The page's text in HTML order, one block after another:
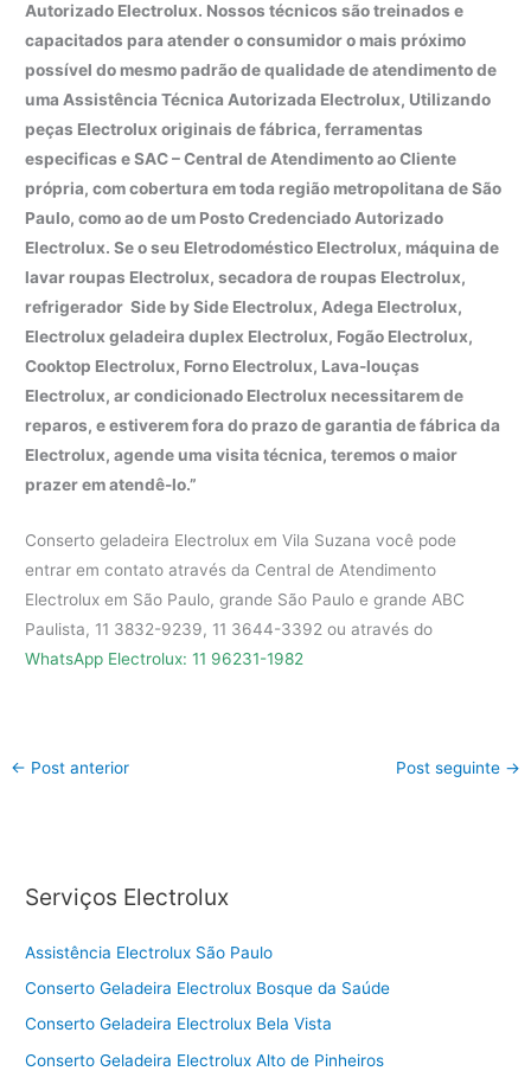
Autorizado Electrolux. Nossos técnicos são treinados e
capacitados para atender o consumidor o mais próximo
possível do mesmo padrão de qualidade de atendimento de
uma Assistência Técnica Autorizada Electrolux, Utilizando
peças Electrolux originais de fábrica, ferramentas
especificas e SAC – Central de Atendimento ao Cliente
própria, com cobertura em toda região metropolitana de São
Paulo, como ao de um Posto Credenciado Autorizado
Electrolux. Se o seu Eletrodoméstico Electrolux, máquina de
lavar roupas Electrolux, secadora de roupas Electrolux,
refrigerador Side by Side Electrolux, Adega Electrolux,
Electrolux geladeira duplex Electrolux, Fogão Electrolux,
Cooktop Electrolux, Forno Electrolux, Lava-louças
Electrolux, ar condicionado Electrolux necessitarem de
reparos, e estiverem fora do prazo de garantia de fábrica da
Electrolux, agende uma visita técnica, teremos o maior
prazer em atendê-lo.”
Conserto geladeira Electrolux em Vila Suzana você pode
entrar em contato através da Central de Atendimento
Electrolux em São Paulo, grande São Paulo e grande ABC
Paulista, 11 3832-9239, 11 3644-3392 ou através do
WhatsApp Electrolux: 11 96231-1982
← Post anterior Post seguinte →
Serviços Electrolux
Assistência Electrolux São Paulo
Conserto Geladeira Electrolux Bosque da Saúde
Conserto Geladeira Electrolux Bela Vista
Conserto Geladeira Electrolux Alto de Pinheiros